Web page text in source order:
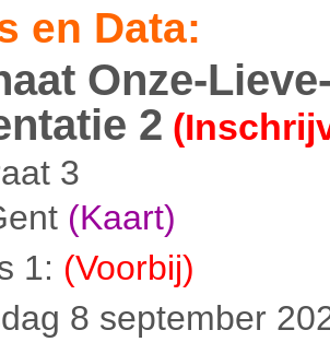
en Data:
Onze-
2
3
(Kaart)
1: (Voorbij)
8 september